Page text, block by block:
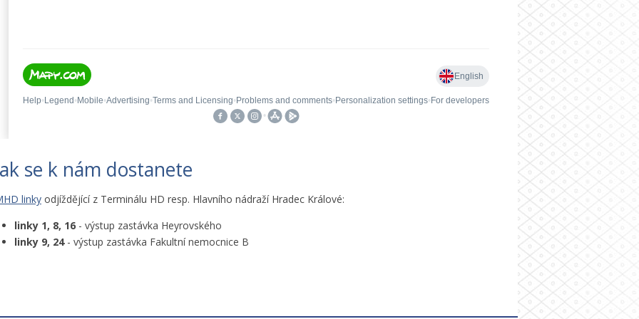
se k nám dostanete
linky odjíždějící z Terminálu HD resp. Hlavního nádraží Hradec Králové:
linky 1, 8, 16 - výstup zastávka Heyrovského
linky 9, 24 - výstup zastávka Fakultní nemocnice B